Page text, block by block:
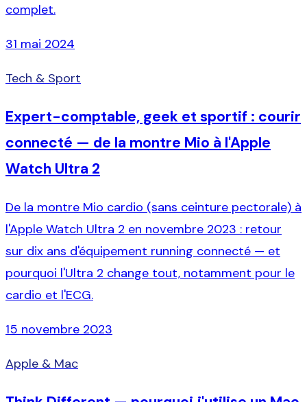
complet.
31 mai 2024
Tech & Sport
Expert-comptable, geek et sportif : courir
connecté — de la montre Mio à l'Apple
Watch Ultra 2
De la montre Mio cardio (sans ceinture pectorale) à
l'Apple Watch Ultra 2 en novembre 2023 : retour
sur dix ans d'équipement running connecté — et
pourquoi l'Ultra 2 change tout, notamment pour le
cardio et l'ECG.
15 novembre 2023
Apple & Mac